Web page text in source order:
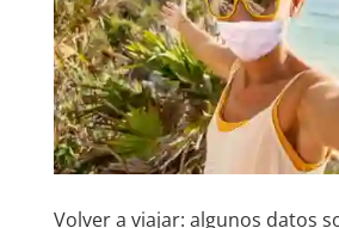
Volver a viajar: algunos datos